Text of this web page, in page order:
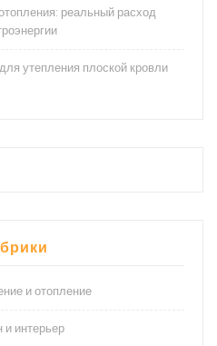
реальный расход
утепления плоской кровли
и отопление
и интерьер